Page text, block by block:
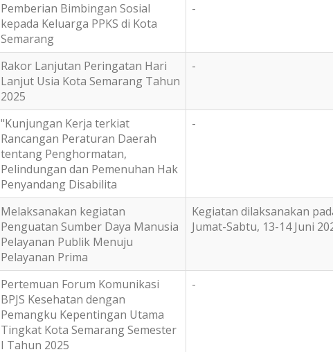
Pemberian Bimbingan Sosial
kepada Keluarga PPKS di Kota
Semarang
-
Rakor Lanjutan Peringatan Hari
Lanjut Usia Kota Semarang Tahun
2025
-
"Kunjungan Kerja terkiat
Rancangan Peraturan Daerah
tentang Penghormatan,
Pelindungan dan Pemenuhan Hak
Penyandang Disabilita
-
Melaksanakan kegiatan
Penguatan Sumber Daya Manusia
Pelayanan Publik Menuju
Pelayanan Prima
Kegiatan dilaksanakan
Jumat-Sabtu, 13-14 Juni
Pertemuan Forum Komunikasi
BPJS Kesehatan dengan
Pemangku Kepentingan Utama
Tingkat Kota Semarang Semester
I Tahun 2025
-